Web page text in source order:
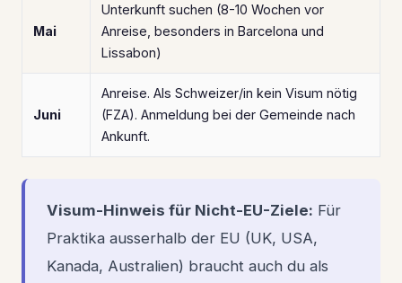
Mai
Unterkunft suchen (8-10 Wochen vor
Anreise, besonders in Barcelona und
Lissabon)
Juni
Anreise. Als Schweizer/in kein Visum nötig
(FZA). Anmeldung bei der Gemeinde nach
Ankunft.
Visum-Hinweis für Nicht-EU-Ziele: Für
Praktika ausserhalb der EU (UK, USA,
Kanada, Australien) braucht auch du als